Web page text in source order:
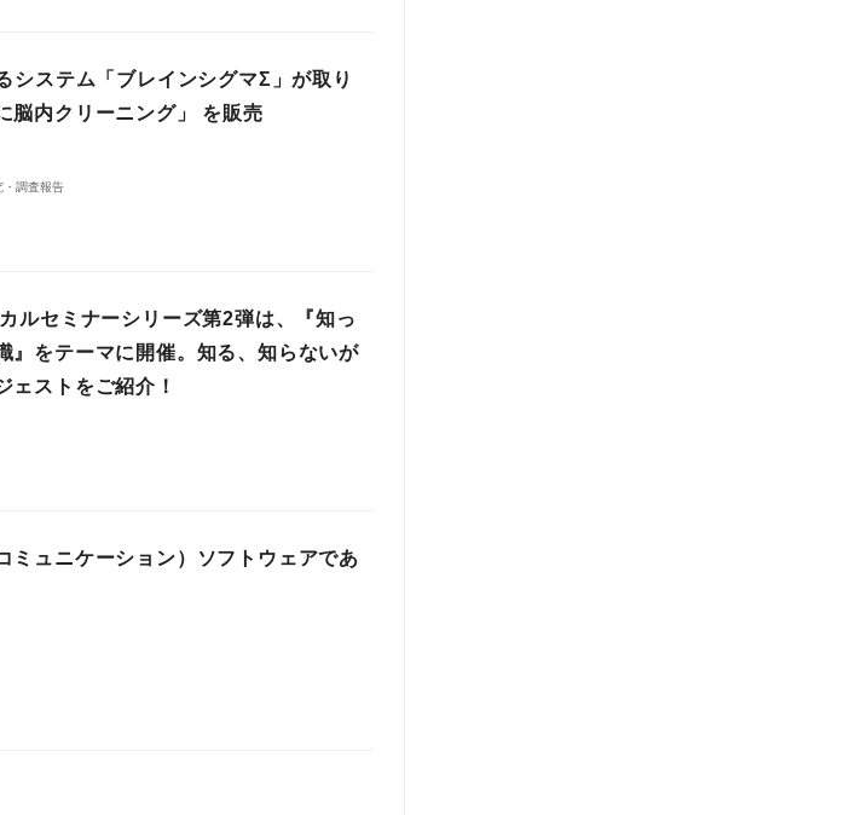
システム「ブレインシグマΣ」が取り
脳内クリーニング」 を販売
・調査報告
ルセミナーシリーズ第2弾は、『知っ
』をテーマに開催。知る、知らないが
ェストをご紹介！
ミュニケーション）ソフトウェアであ